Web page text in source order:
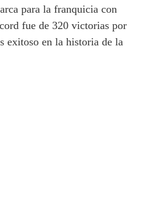
para la franquicia con
fue de 320 victorias por
exitoso en la historia de la